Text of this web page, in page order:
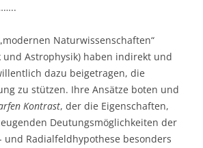
Naturwissenschaften“
und Astrophysik) haben indirekt und
dazu beigetragen, die
zu stützen. Ihre Ansätze boten und
Kontrast, der die Eigenschaften,
Deutungsmöglichkeiten der
und Radialfeldhypothese besonders